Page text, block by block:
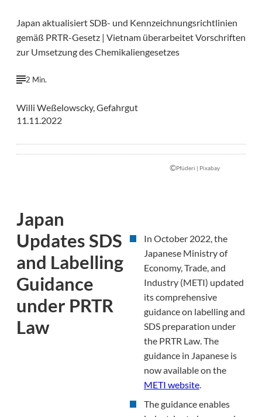
Japan aktualisiert SDB- und Kennzeichnungsrichtlinien
gemäß PRTR-Gesetz | Vietnam überarbeitet Vorschriften
zur Umsetzung des Chemikaliengesetzes
2 Min.
Willi Weßelowscky, Gefahrgut
11.11.2022
©Pfüderi | Pixabay
Japan
Updates SDS
and Labelling
Guidance
under PRTR
Law
In October 2022, the
Japanese Ministry of
Economy, Trade, and
Industry (METI) updated
its comprehensive
guidance on labelling and
SDS preparation under
the PRTR Law. The
guidance in Japanese is
now available on the
METI website.
The guidance enables